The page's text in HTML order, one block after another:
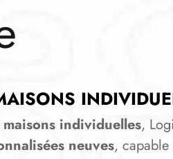
individuelles,
neuves,